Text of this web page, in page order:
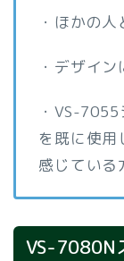
・ほかの
・デザイ
・VS-
を既に使用
感じている
VS-7080N